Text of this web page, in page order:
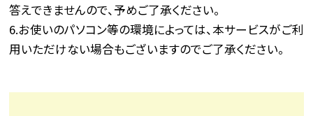
答えできませんので、予めご了承ください。
6.お使いのパソコン等の環境によっては、本サービスがご利
用いただけない場合もございますのでご了承ください。